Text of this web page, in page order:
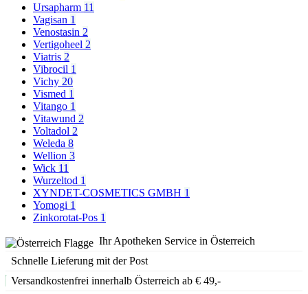
Ursapharm 11
Vagisan 1
Venostasin 2
Vertigoheel 2
Viatris 2
Vibrocil 1
Vichy 20
Vismed 1
Vitango 1
Vitawund 2
Voltadol 2
Weleda 8
Wellion 3
Wick 11
Wurzeltod 1
XYNDET-COSMETICS GMBH 1
Yomogi 1
Zinkorotat-Pos 1
Ihr Apotheken Service in Österreich
Schnelle Lieferung mit der Post
Versandkostenfrei innerhalb Österreich ab € 49,-